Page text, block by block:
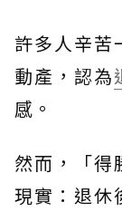
許多人辛苦
動產，認為
感。
然而，「得
現實：退休